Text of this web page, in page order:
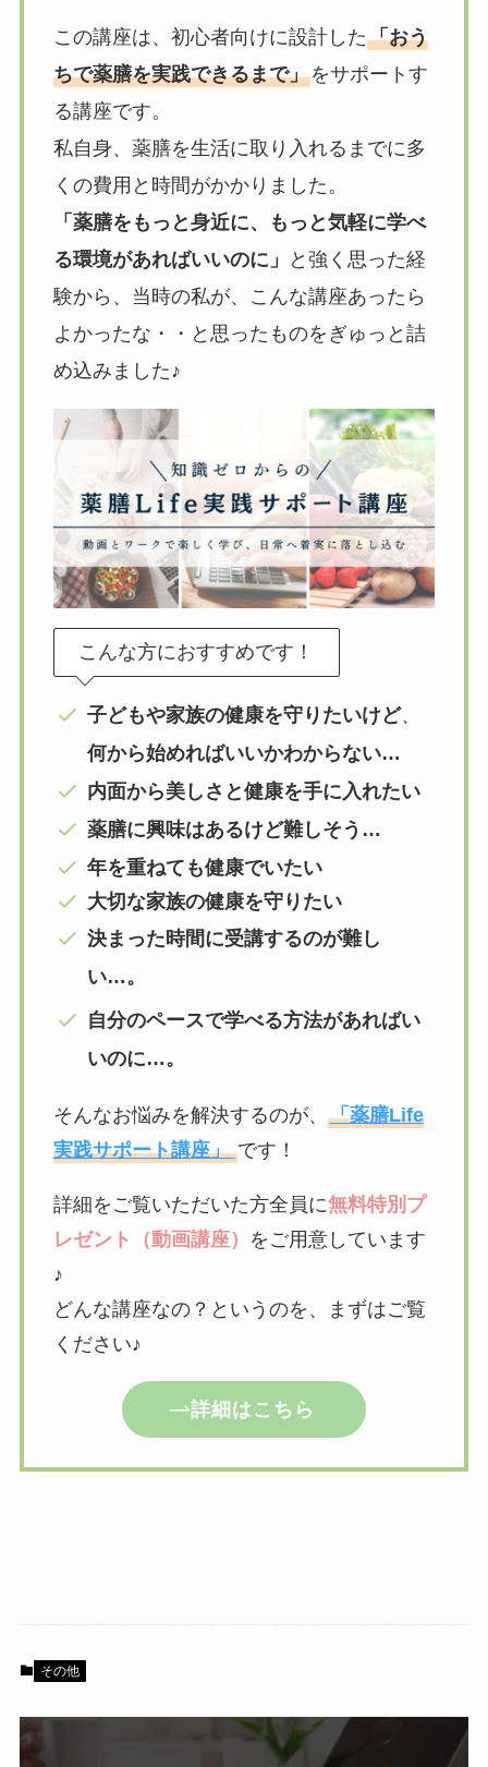
この講座は、初心者向けに設計した「おう
ちで薬膳を実践できるまで」をサポートす
る講座です。
私自身、薬膳を生活に取り入れるまでに多
くの費用と時間がかかりました。
「薬膳をもっと身近に、もっと気軽に学べ
る環境があればいいのに」
と強く思った経
験から、当時の私が、こんな講座あったら
よかったな・・と思ったものをぎゅっと詰
め込みました♪
こんな方におすすめです！
子どもや家族の健康を守りたいけど、
何から始めればいいかわからない…
内面から美しさと健康を手に入れたい
薬膳に興味はあるけど難しそう…
年を重ねても健康でいたい
大切な家族の健康を守りたい
決まった時間に受講するのが難し
い…。
自分のペースで学べる方法があればい
いのに…。
そんなお悩みを解決するのが、 「薬膳Life
実践サポート講座」です！
詳細をご覧いただいた方全員に無料特別プ
レゼント（動画講座）
をご用意しています
♪
どんな講座なの？というのを、まずはご覧
ください♪
詳細はこちら
その他